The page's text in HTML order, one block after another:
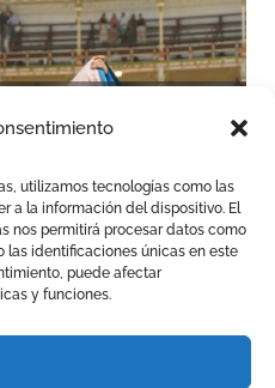
utilizamos tecnologías como las
a la información del dispositivo. El
nos permitirá procesar datos como
las identificaciones únicas en este
puede afectar
y funciones.
su
y dos